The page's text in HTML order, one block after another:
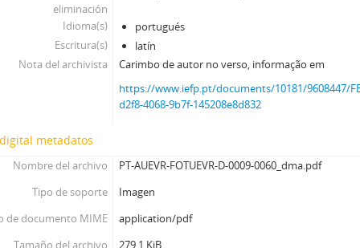
eliminación
Idioma(s)
portugués
Escritura(s)
latín
Nota del archivista
Carimbo de autor no verso, informação em
https://www.iefp.pt/documents/10181/9608447/
d2f8-4068-9b7f-145208e8d832
metadatos
Nombre del archivo
PT-AUEVR-FOTUEVR-D-0009-0060_dma.pdf
Tipo de soporte
Imagen
de documento MIME
application/pdf
Tamaño del archivo
279.1 KiB